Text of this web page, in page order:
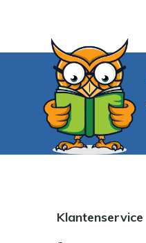
Klantenservice